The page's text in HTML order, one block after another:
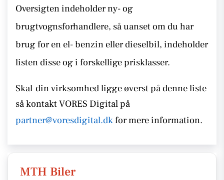
Oversigten indeholder ny- og
brugtvognsforhandlere, så uanset om du har
brug for en el- benzin eller dieselbil, indeholder
listen disseog i forskellige prisklasser.
Skal din virksomhed ligge øverst på denne liste
så kontaktVORES Digital på
partner@voresdigital.dkfor mere information.
MTH Biler